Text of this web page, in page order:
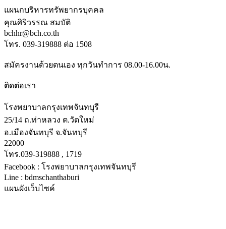
แผนกบริหารทรัพยากรบุคคล
คุณศิริวรรณ สมบัติ
bchhr@bch.co.th
โทร. 039-319888 ต่อ 1508
สมัครงานด้วยตนเอง ทุกวันทำการ 08.00-16.00น.
ติดต่อเรา
โรงพยาบาลกรุงเทพจันทบุรี
25/14 ถ.ท่าหลวง ต.วัดใหม่
อ.เมืองจันทบุรี จ.จันทบุรี
22000
โทร.039-319888 , 1719
Facebook : โรงพยาบาลกรุงเทพจันทบุรี
Line : bdmschanthaburi
แผนผังเว็บไซค์